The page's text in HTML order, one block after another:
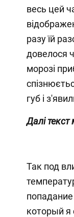
весь цей
разу їй
довелося
морозі
губ і
Далі
Так под
который я